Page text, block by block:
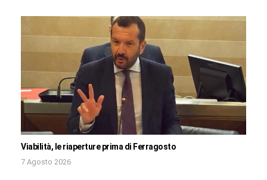
Viabilità, le riaperture prima di Ferragosto
7 Agosto 2026